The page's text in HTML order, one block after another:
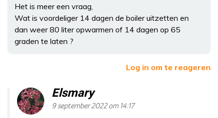
Het is meer een vraag,
Wat is voordeliger 14 dagen de boiler uitzetten en
dan weer 80 liter opwarmen of 14 dagen op 65
graden te laten ?
Log in om te reageren
Elsmary
9 september 2022 om 14:17